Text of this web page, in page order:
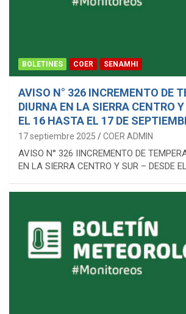
BOLETINES COER SENAMHI
AVISO N° 326 INCREMENTO DE
DIURNA EN LA SIERRA CENTRO
EL 16 HASTA EL 17 DE
17 septiembre 2025 COER ADMIN
AVISO N° 326 IINCREMENTO DE
EN LA SIERRA CENTRO Y SUR – DESDE